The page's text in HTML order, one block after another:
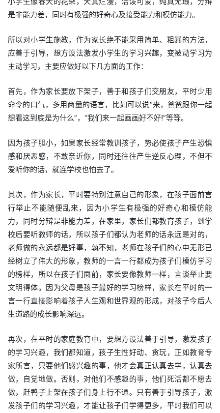
是非能力差，同时有极强的好奇心及接受能力和模仿能力。
所以对小学生施教，作为家长绝不能采用简单、粗暴的方法，
应善于引导，想方设法激发小学生的学习兴趣，变被动学习为
主动学习，主要应做好以下几方面的工作：
首先，作为家长要放下架子，善于和孩子们交朋友，平时少用
命令的口气，多用商量的语言，比如可以说“来，爸爸跟你一起
想看这到底是为什么”，“我们来一起画画好不好!”等等。
因为孩子胆小，如果家长经常教训孩子，势必使孩子产生恐惧
感和厌恶感，不敢亲近你，同时还往往产生逆反心理，不但不
爱听你的话，就连学校也怕去了。
其次，作为家长，平时要特别注意自己的形象，在孩子面前言
行举止不能随便乱来，因为小学生有极强的好奇心和模仿能
力，同时分辩是非能力差，在家里，家长们都教育孩子，到学
校后要听教师的话，所以孩子们都认为老师的话永远是对的，
老师做的永远都是好事，孰不知，老师在孩子们的心中无形已
经树立了伟大的形象，教师的一言一行都成为孩子们模仿学习
的榜样，所以在孩子们面前，家长要像教师一样，言谈举止要
文明得体。因为父母是孩子最好的学习榜样，家长在平时的一
言一行直接影响着孩子人生观和世界观的形成，对孩子今后人
生道路的成长影响深远。
再次，在平时的家庭教育中，要想方设法善于引导，激发孩子
的学习兴趣，我们都知道，孩子生性好动、贪玩，正如教育专
家所言，只要他们感兴趣的事，他才会真正认真去学，认真去
做，自觉地做。否则，对他们不感趣的事，他们死活都不愿去
做，赶鸭子上架在孩子们身上行不通。只有善于引导孩子，激
发孩子们的学习兴趣，才能让孩子们学得更多，平时我们可以